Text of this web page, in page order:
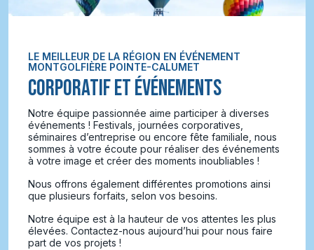
LE MEILLEUR DE LA RÉGION EN ÉVÉNEMENT
MONTGOLFIÈRE POINTE-CALUMET
CORPORATIF ET ÉVÉNEMENTS
Notre équipe passionnée aime participer à diverses
événements ! Festivals, journées corporatives,
séminaires d’entreprise ou encore fête familiale, nous
sommes à votre écoute pour réaliser des événements
à votre image et créer des moments inoubliables !
Nous offrons également différentes promotions ainsi
que plusieurs forfaits, selon vos besoins.
Notre équipe est à la hauteur de vos attentes les plus
élevées. Contactez-nous aujourd’hui pour nous faire
part de vos projets !